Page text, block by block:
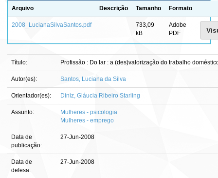
Arquivo Descrição Tamanho Formato
2008_LucianaSilvaSantos.pdf
733,09
kB
Adobe
PDF
Título: Profissão : Do lar : a (des)valorização do trabalho
Autor(es): Santos, Luciana da Silva
Orientador(es): Diniz, Gláucia Ribeiro Starling
Assunto:
Mulheres - psicologia
Mulheres - emprego
Data de
publicação:
27-Jun-2008
Data de
defesa:
27-Jun-2008